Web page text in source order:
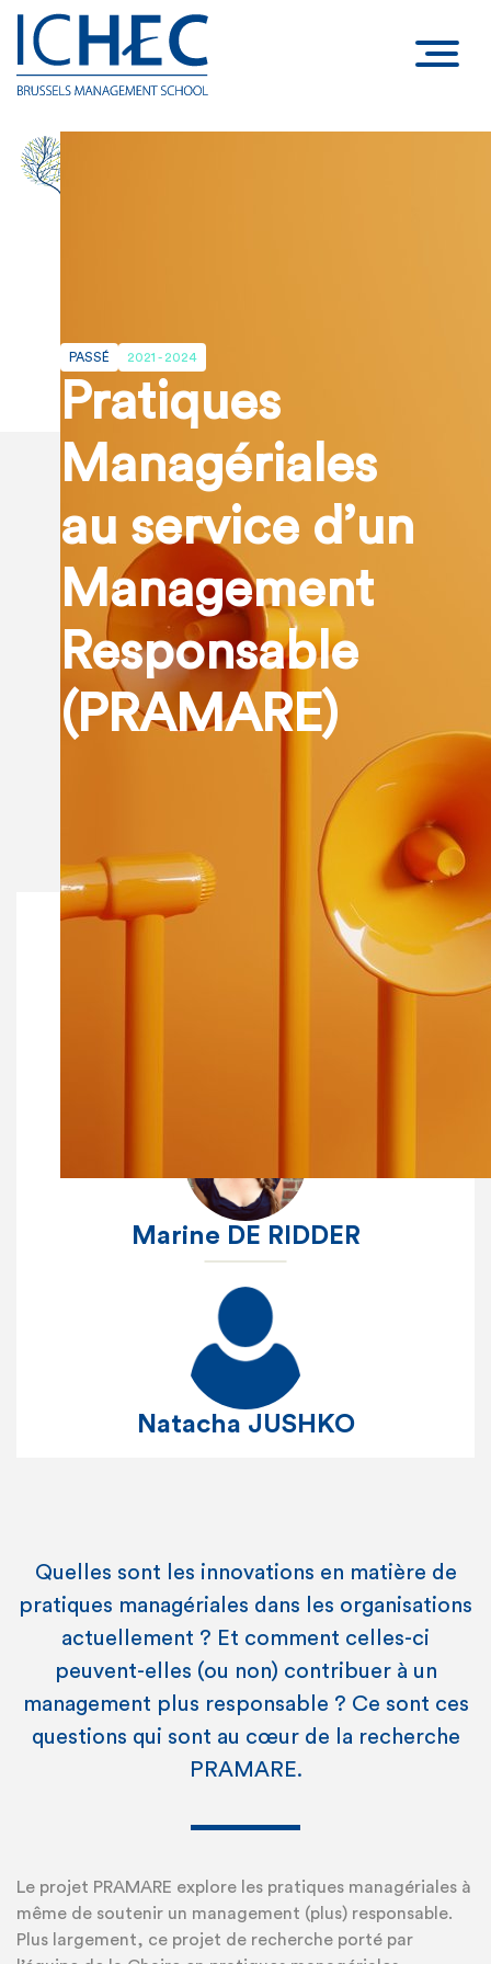
Pratiques
Managériales
au service d’un
Management
Responsable
(PRAMARE)
PASSÉ 2021 - 2024
Marine DE RIDDER
Natacha JUSHKO
Quelles sont les innovations en matière de
pratiques managériales dans les organisations
actuellement ? Et comment celles-ci
peuvent-elles (ou non) contribuer à un
management plus responsable ? Ce sont ces
questions qui sont au cœur de la recherche
PRAMARE.
Le projet PRAMARE explore les pratiques managériales à
même de soutenir un management (plus) responsable.
Plus largement, ce projet de recherche porté par